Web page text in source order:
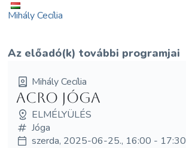
Mihály Cecília
Az előadó(k) további programjai
Mihály Cecília
Acro jóga
ELMÉLYÜLÉS
Jóga
szerda, 2025-06-25., 16:00 - 17:30